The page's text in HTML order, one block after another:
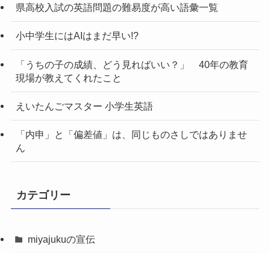
県高校入試の英語問題の難易度が高い語彙一覧
小中学生にはAIはまだ早い!?
「うちの子の成績、どう見ればいい？」 40年の教育
現場が教えてくれたこと
えいたんごマスター 小学生英語
「内申」と「偏差値」は、同じものさしではありませ
ん
カテゴリー
miyajukuの宣伝